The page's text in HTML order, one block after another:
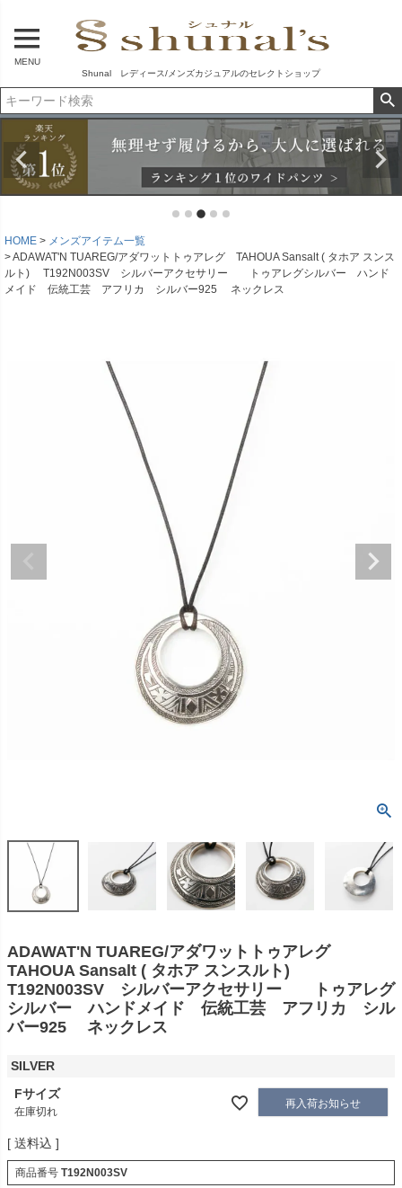
MENU
Shunal レディース/メンズカジュアルのセレクトショップ
HOME
メンズアイテム一覧
ADAWAT'N TUAREG/アダワットトゥアレグ TAHOUA Sansalt ( タホア スンス
ルト) T192N003SV シルバーアクセサリー トゥアレグシルバー ハンド
メイド 伝統工芸 アフリカ シルバー925 ネックレス
ADAWAT'N TUAREG/アダワットトゥアレグ
TAHOUA Sansalt ( タホア スンスルト)
T192N003SV シルバーアクセサリー トゥアレグ
シルバー ハンドメイド 伝統工芸 アフリカ シル
バー925 ネックレス
SILVER
Fサイズ
在庫切れ
再入荷お知らせ
送料込
商品番号 T192N003SV